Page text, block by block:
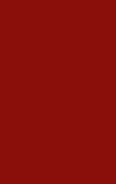
Château